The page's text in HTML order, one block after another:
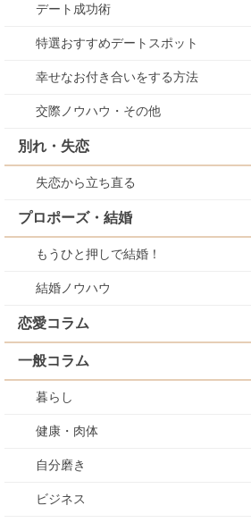
デート成功術
特選おすすめデートスポット
幸せなお付き合いをする方法
交際ノウハウ・その他
別れ・失恋
失恋から立ち直る
プロポーズ・結婚
もうひと押しで結婚！
結婚ノウハウ
恋愛コラム
一般コラム
暮らし
健康・肉体
自分磨き
ビジネス